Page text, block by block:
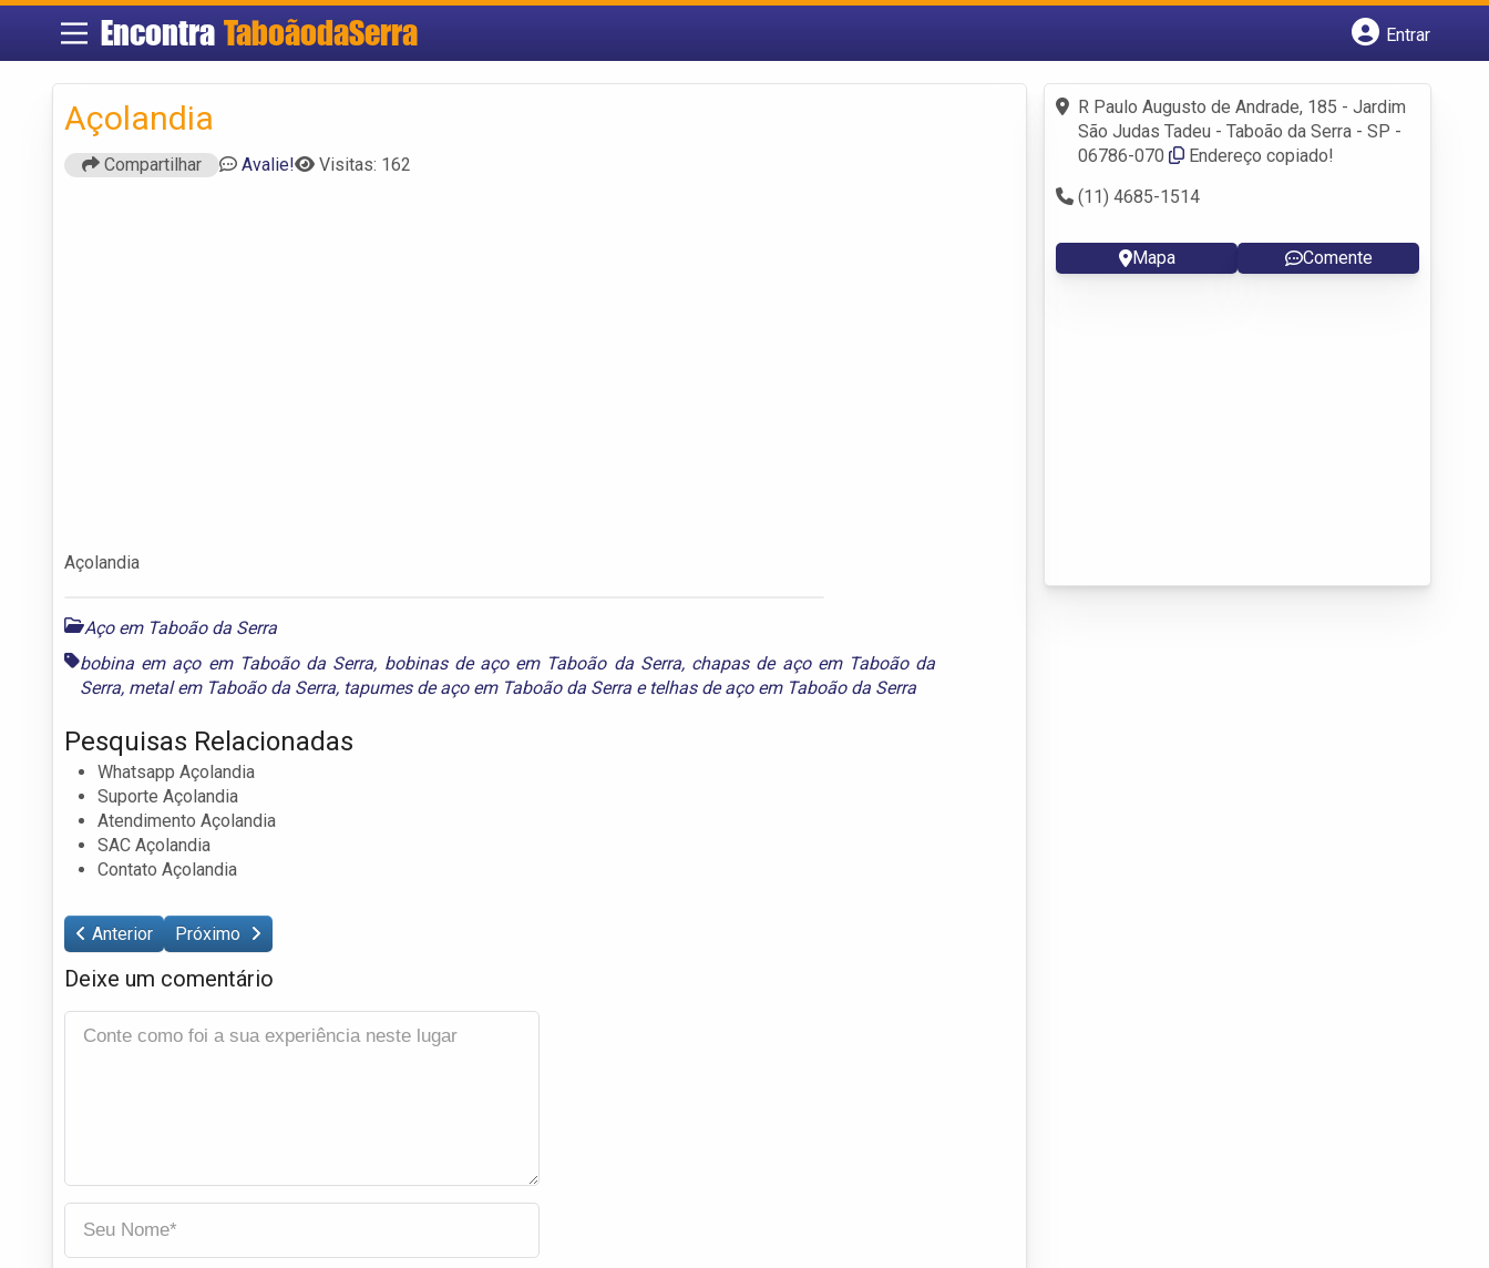
Encontra TaboãodaSerra
Entrar
Fazer login
Criar conta
Açolandia
Compartilhar Avalie! Visitas: 162
Açolandia
Aço em Taboão da Serra
bobina em aço em Taboão da Serra, bobinas de aço em Taboão da Serra, chapas de aço em Taboão da
Serra, metal em Taboão da Serra, tapumes de aço em Taboão da Serra e telhas de aço em Taboão da Serra
Pesquisas Relacionadas
Whatsapp Açolandia
Suporte Açolandia
Atendimento Açolandia
SAC Açolandia
Contato Açolandia
Anterior Próximo
Deixe um comentário
R Paulo Augusto de Andrade, 185 - Jardim
São Judas Tadeu - Taboão da Serra - SP -
06786-070
Endereço copiado!
(11) 4685-1514
Mapa Comente